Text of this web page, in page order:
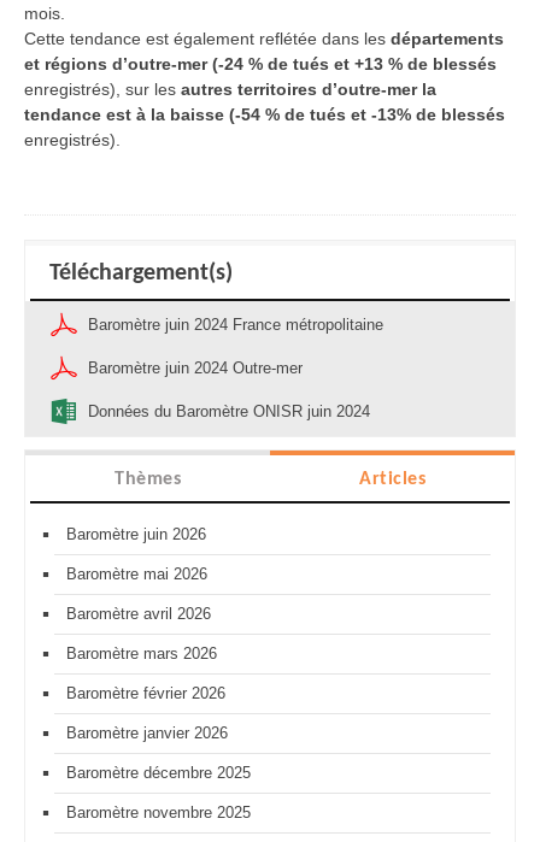
mois.
Cette tendance est également reflétée dans les départements
et régions d’outre-mer (-24 % de tués et +13 % de blessés
enregistrés), sur les autres territoires d’outre-mer la
tendance est à la baisse (-54 % de tués et -13% de blessés
enregistrés).
Téléchargement(s)
Baromètre juin 2024 France métropolitaine
Baromètre juin 2024 Outre-mer
Données du Baromètre ONISR juin 2024
Thèmes Articles
Baromètre juin 2026
Baromètre mai 2026
Baromètre avril 2026
Baromètre mars 2026
Baromètre février 2026
Baromètre janvier 2026
Baromètre décembre 2025
Baromètre novembre 2025